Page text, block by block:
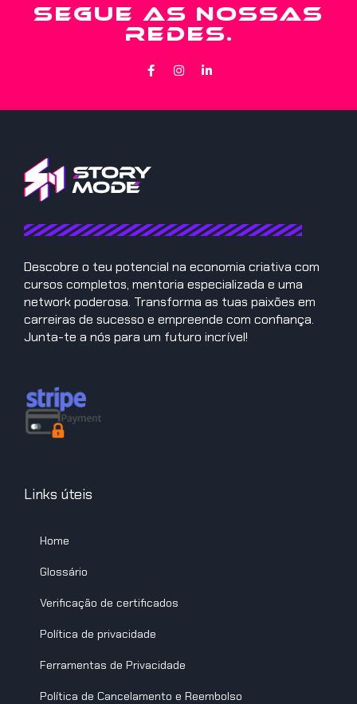
SEGUE AS NOSSAS
REDES.
Descobre o teu potencial na economia criativa com
cursos completos, mentoria especializada e uma
network poderosa. Transforma as tuas paixões em
carreiras de sucesso e empreende com confiança.
Junta-te a nós para um futuro incrível!
Links úteis
Home
Glossário
Verificação de certificados
Política de privacidade
Ferramentas de Privacidade
Política de Cancelamento e Reembolso